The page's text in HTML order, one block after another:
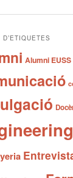
D’ETIQUETES
Alumni EUSS